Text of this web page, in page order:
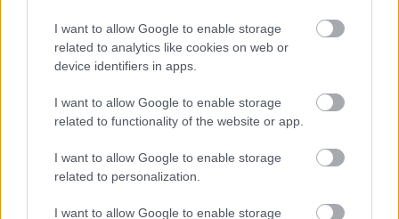
I want to allow Google to enable storage
related to analytics like cookies on web or
device identifiers in apps.
I want to allow Google to enable storage
related to functionality of the website or app.
I want to allow Google to enable storage
related to personalization.
I want to allow Google to enable storage
Foto: Mountfield
Ohrievanie vody